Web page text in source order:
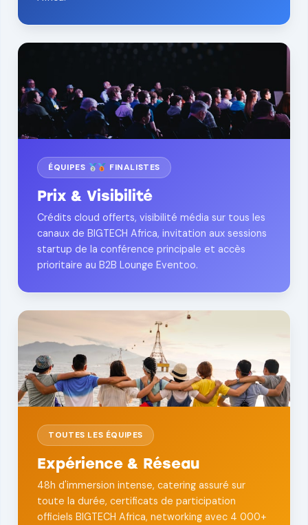
ÉQUIPES FINALISTES
Prix & Visibilité
Crédits cloud offerts, visibilité média sur tous les
canaux de BIGTECH Africa, invitation aux sessions
startup de la conférence principale et accès
prioritaire au B2B Lounge Eventoo.
TOUTES LES ÉQUIPES
Expérience & Réseau
48h d'immersion intense, catering assuré sur
toute la durée, certificats de participation
officiels BIGTECH Africa, networking avec 4 000+